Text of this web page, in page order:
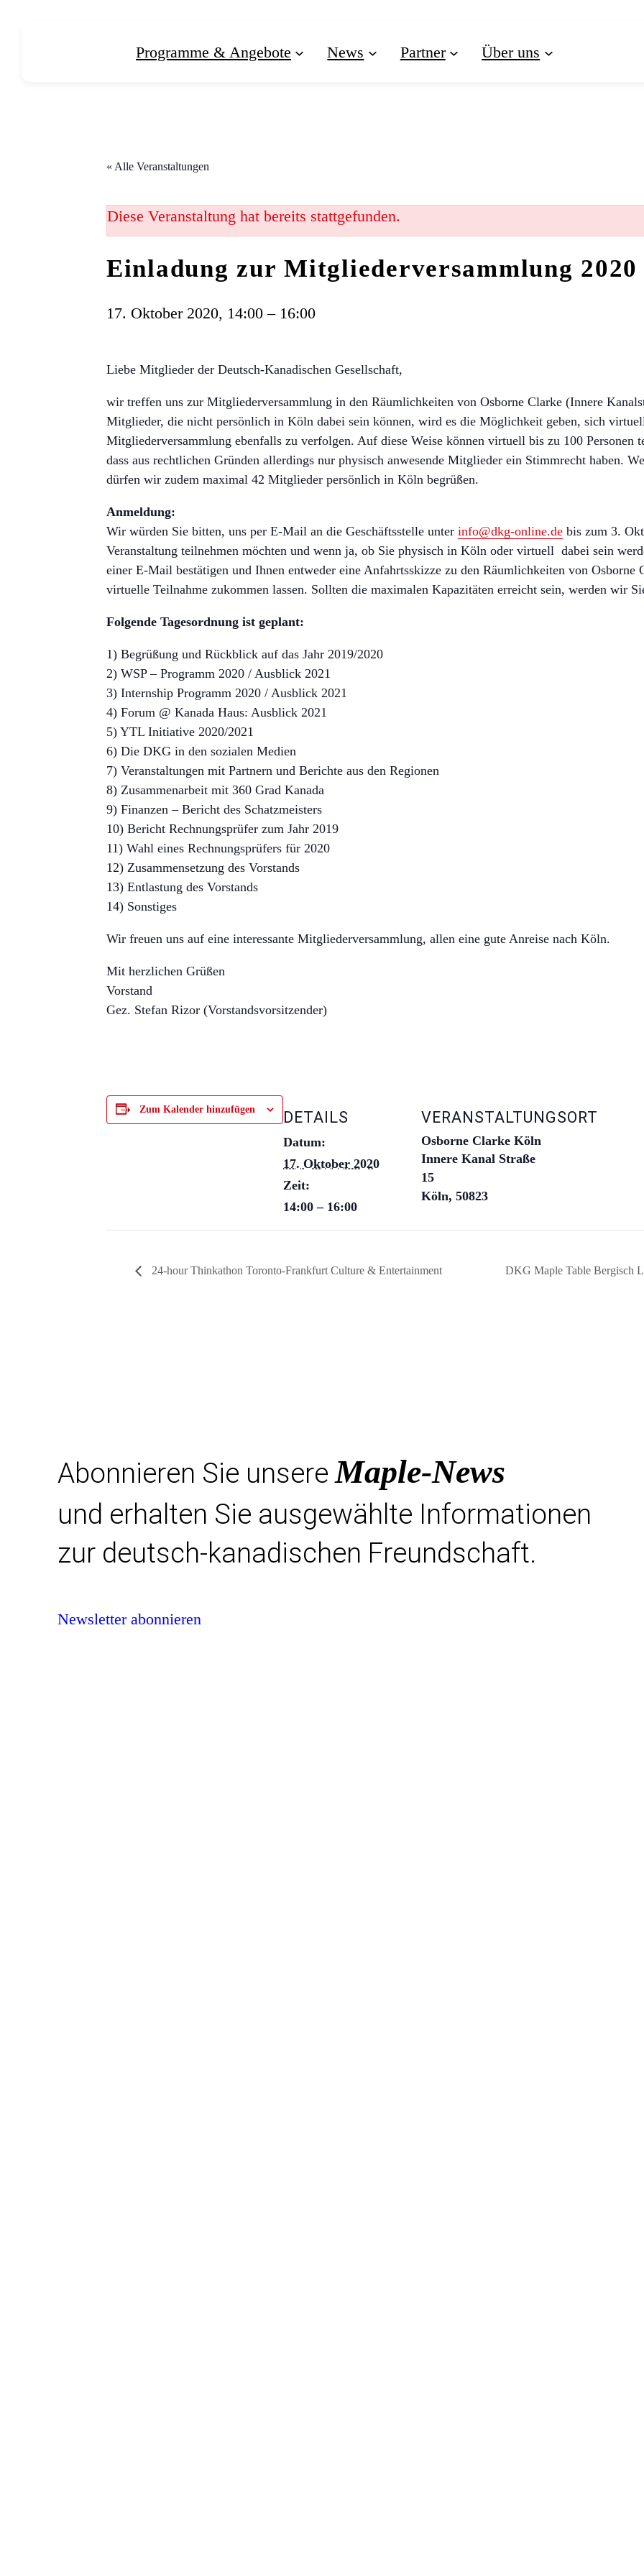
Programme & Angebote News Partner Über uns
« Alle Veranstaltungen
Diese Veranstaltung hat bereits stattgefunden.
Einladung zur Mitgliederversammlung 2020
17. Oktober 2020, 14:00 – 16:00
Liebe Mitglieder der Deutsch-Kanadischen Gesellschaft,
wir treffen uns zur Mitgliederversammlung in den Räumlichkeiten von Osborne Clarke (Innere
Mitglieder, die nicht persönlich in Köln dabei sein können, wird es die Möglichkeit geben, sich
Mitgliederversammlung ebenfalls zu verfolgen. Auf diese Weise können virtuell bis zu 100 Personen
dass aus rechtlichen Gründen allerdings nur physisch anwesende Mitglieder ein Stimmrecht haben.
dürfen wir zudem maximal 42 Mitglieder persönlich in Köln begrüßen.
Anmeldung:
Wir würden Sie bitten, uns per E-Mail an die Geschäftsstelle unter info@dkg-online.de bis zum 3.
Veranstaltung teilnehmen möchten und wenn ja, ob Sie physisch in Köln oder virtuell dabei sein
einer E-Mail bestätigen und Ihnen entweder eine Anfahrtsskizze zu den Räumlichkeiten von
virtuelle Teilnahme zukommen lassen. Sollten die maximalen Kapazitäten erreicht sein, werden wir
Folgende Tagesordnung ist geplant:
1) Begrüßung und Rückblick auf das Jahr 2019/2020
2) WSP – Programm 2020 / Ausblick 2021
3) Internship Programm 2020 / Ausblick 2021
4) Forum @ Kanada Haus: Ausblick 2021
5) YTL Initiative 2020/2021
6) Die DKG in den sozialen Medien
7) Veranstaltungen mit Partnern und Berichte aus den Regionen
8) Zusammenarbeit mit 360 Grad Kanada
9) Finanzen – Bericht des Schatzmeisters
10) Bericht Rechnungsprüfer zum Jahr 2019
11) Wahl eines Rechnungsprüfers für 2020
12) Zusammensetzung des Vorstands
13) Entlastung des Vorstands
14) Sonstiges
Wir freuen uns auf eine interessante Mitgliederversammlung, allen eine gute Anreise nach Köln.
Mit herzlichen Grüßen
Vorstand
Gez. Stefan Rizor (Vorstandsvorsitzender)
Zum Kalender hinzufügen DETAILS
Datum:
17. Oktober 2020
Zeit:
14:00 – 16:00
VERANSTALTUNGSORT
Osborne Clarke Köln
Innere Kanal Straße
15
Köln, 50823
24-hour Thinkathon Toronto-Frankfurt Culture & Entertainment DKG Maple Table Bergisch
Abonnieren Sie unsereMaple-News
und erhalten Sie ausgewählte Informationen
zur deutsch-kanadischen Freundschaft.
Newsletter abonnieren